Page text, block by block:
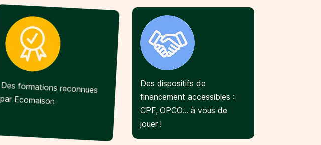
Des formations reconnues
par Ecomaison
Des dispositifs de
financement accessibles :
CPF, OPCO… à vous de
jouer !